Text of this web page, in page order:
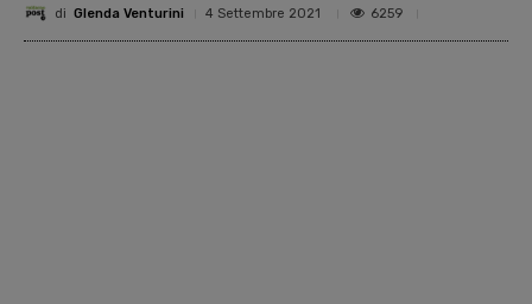
di Glenda Venturini 4 Settembre 2021 6259